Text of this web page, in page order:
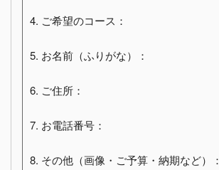
4. ご希望のコース：
5. お名前（ふりがな）：
6. ご住所：
7. お電話番号：
8. その他（画像・ご予算・納期など）：